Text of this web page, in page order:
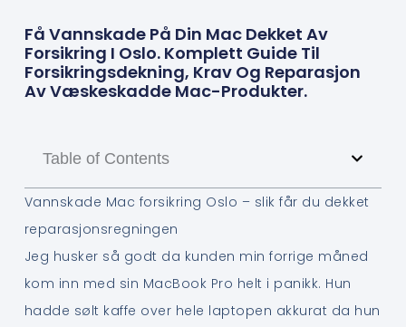
Få Vannskade På Din Mac Dekket Av
Forsikring I Oslo. Komplett Guide Til
Forsikringsdekning, Krav Og Reparasjon
Av Væskeskadde Mac-Produkter.
Table of Contents
Vannskade Mac forsikring Oslo – slik får du dekket
reparasjonsregningen
Jeg husker så godt da kunden min forrige måned
kom inn med sin MacBook Pro helt i panikk. Hun
hadde sølt kaffe over hele laptopen akkurat da hun